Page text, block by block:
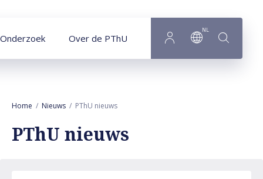
Onderzoek Over de PThU
NL
Home Nieuws PThU nieuws
PThU nieuws